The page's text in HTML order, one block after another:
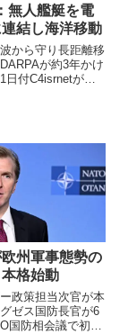
無人艦艇を電
結し海洋移動
から守り長距離移
が約3年かけ
日付C4isrnetが、
州軍事態勢の
本格始動
政策担当次官が本
ゼス国防長官が6
国防相会議で初言